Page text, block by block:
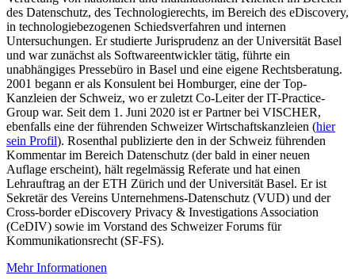
des Datenschutz, des Technologierechts, im Bereich des eDiscovery,
in technologiebezogenen Schiedsverfahren und internen
Untersuchungen. Er studierte Jurisprudenz an der Universität Basel
und war zunächst als Softwareentwickler tätig, führte ein
unabhängiges Pressebüro in Basel und eine eigene Rechtsberatung.
2001 begann er als Konsulent bei Homburger, eine der Top-
Kanzleien der Schweiz, wo er zuletzt Co-Leiter der IT-Practice-
Group war. Seit dem 1. Juni 2020 ist er Partner bei VISCHER,
ebenfalls eine der führenden Schweizer Wirtschaftskanzleien (hier
sein Profil). Rosenthal publizierte den in der Schweiz führenden
Kommentar im Bereich Datenschutz (der bald in einer neuen
Auflage erscheint), hält regelmässig Referate und hat einen
Lehrauftrag an der ETH Zürich und der Universität Basel. Er ist
Sekretär des Vereins Unternehmens-Datenschutz (VUD) und der
Cross-border eDiscovery Privacy & Investigations Association
(CeDIV) sowie im Vorstand des Schweizer Forums für
Kommunikationsrecht (SF-FS).
Mehr Informationen